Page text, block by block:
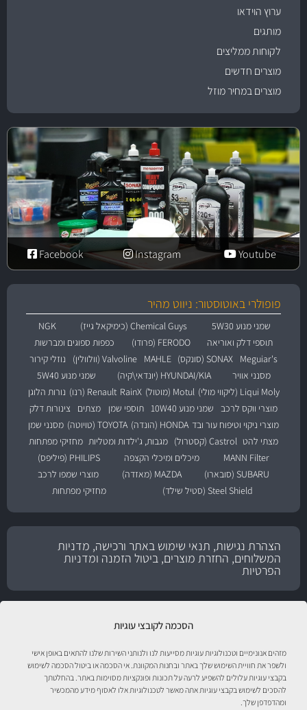
הסכמה לקובצי עוגיות
מזהים אנונימיים וטכנולוגיות עוגיות מסייעות לנו ולנותני השירות שלנו להתאים באופן אישי
ולשפר את חוויית השימוש שלך באתר ובחנות המקוונת. אי הסכמה או ביטול הסכמה לשימוש
בקבצי עוגיות עלולים להשפיע לרעה על תכונות ופונקציות מסוימות באתר. בהחלטתך
להסכים לשימוש בקבצי עוגיות אתה מאשר לטכנולוגיות אלו לאסוף מידע מהמכשיר
ומהדפדפן שלך.
ערוץ הוידאו
מותגים
לקוחות ממליצים
מוצרים חדשים
מוצרים במחיר מוזל
Youtube
Instagram
Facebook
פופולרי באוטוסטור: ניווט מהיר
שמני מנוע 5W30 Chemical Guys (כימיקאל גייז)
NGK
תוספי דלק ואוריאה
FERODO (פרודו)
כפפות ספוגים ומברשות
Meguiar's
SONAX (סונקס) MAHLE Valvoline (וולוולין)
נוזלי קירור
מסנני אוויר
HYUNDAI/KIA (יונדאי\קיה)
שמני מנוע 5W40
Liqui Moly (ליקווי מולי)
Motul (מוטול) RainX Renault (רנו)
נורות הלוגן
מוצרי ווקס לרכב
שמני מנוע 10W40 תוספי שמן מצתים
צינורות דלק
מוצרי ניקוי וטיפוח עור ובד HONDA (הונדה) TOYOTA (טויוטה)
מסנני שמן
מצתי להט Castrol (קסטרול) מגבות, ג'ילדות ומטליות מחזיקי מפתחות
MANN Filter
מיכלים ומיכלי הקצפה
PHILIPS (פיליפס)
SUBARU (סובארו)
MAZDA (מאזדה)
מוצרי שמפו לרכב
Steel Shield (סטיל שילד)
מחזיקי מפתחות
הצהרת נגישות, תנאי שימוש באתר ורכישה, מדניות
המשלוחים, החזרת מוצרים, ביטול הזמנה ומדניות
הפרטיות